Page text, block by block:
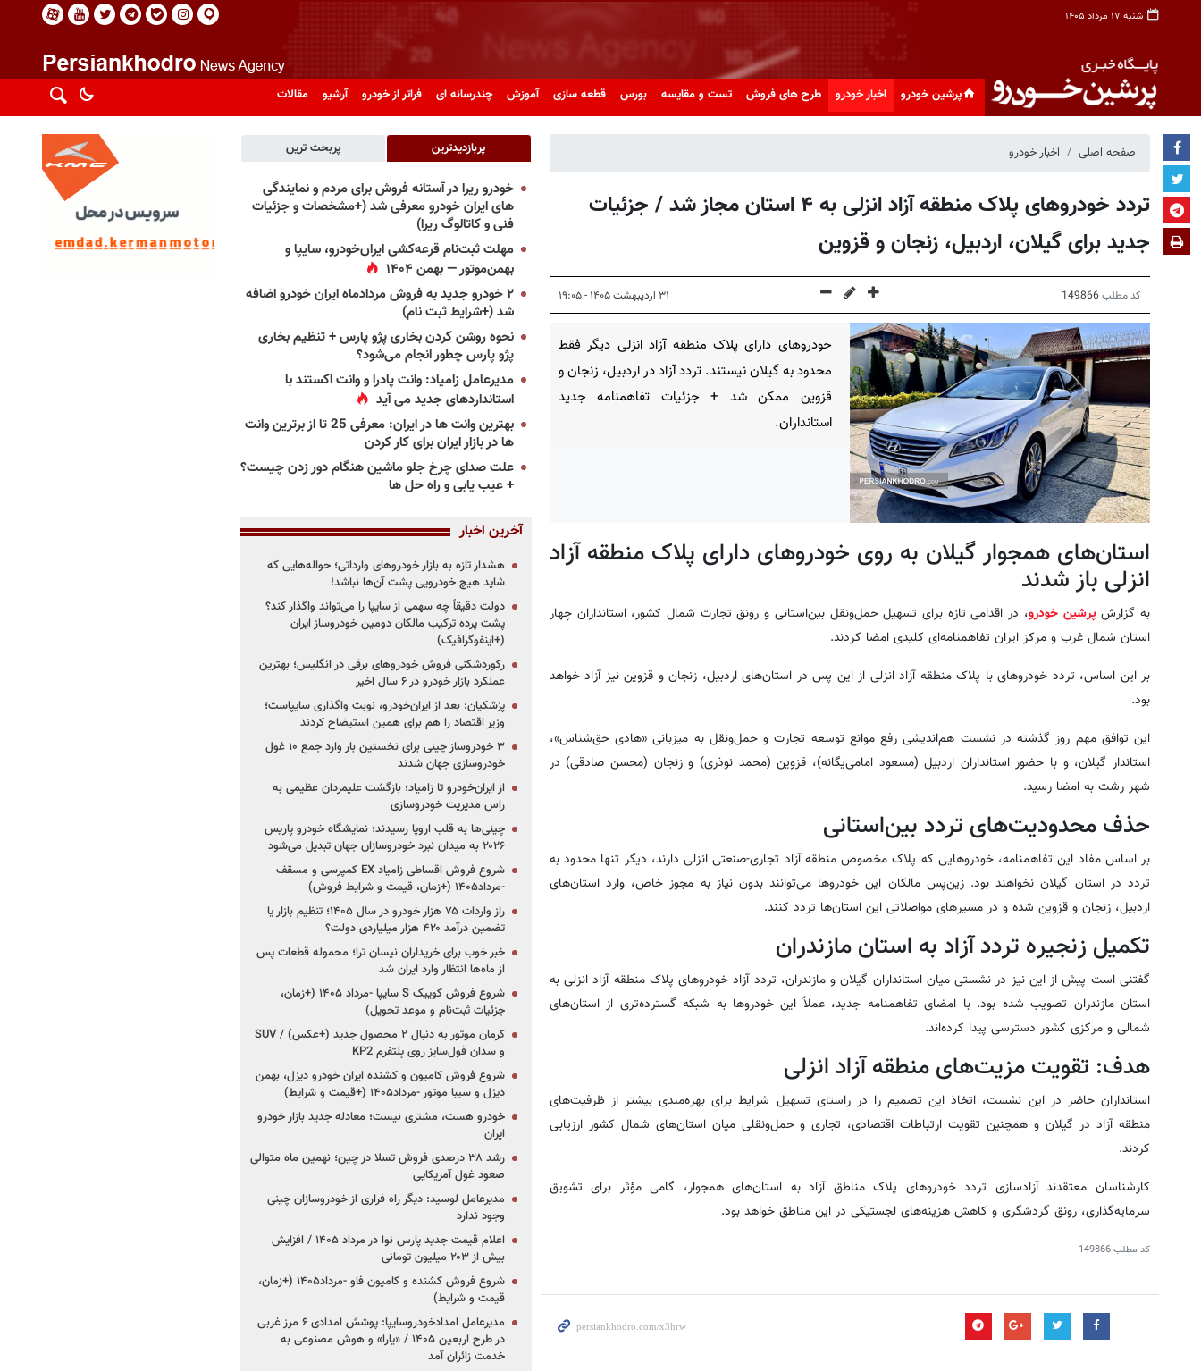
شنبه ۱۷ مرداد ۱۴۰۵
پرشین خودرو اخبار خودرو طرح های فروش تست و مقایسه بورس قطعه سازی آموزش چندرسانه ای فراتر از خودرو آرشیو مقالات
صفحه اصلی اخبار خودرو
تردد خودروهای پلاک منطقه آزاد انزلی به ۴ استان مجاز شد / جزئیات
جدید برای گیلان، اردبیل، زنجان و قزوین
کد مطلب 149866 ۳۱ اردیبهشت ۱۴۰۵ - ۱۹:۰۵
خودروهای دارای پلاک منطقه آزاد انزلی دیگر فقط
محدود به گیلان نیستند. تردد آزاد در اردبیل، زنجان و
قزوین ممکن شد + جزئیات تفاهمنامه جدید
استانداران.
استان‌های همجوار گیلان به روی خودروهای دارای پلاک منطقه آزاد
انزلی باز شدند
به گزارشپرشین خودرو، در اقدامی تازه برای تسهیل حمل‌ونقل بین‌استانی و رونق تجارت شمال کشور، استانداران چهار
استان شمال غرب و مرکز ایران تفاهمنامه‌ای کلیدی امضا کردند.
بر این اساس، تردد خودروهای با پلاک منطقه آزاد انزلی از این پس در استان‌های اردبیل، زنجان و قزوین نیز آزاد خواهد
بود.
این توافق مهم روز گذشته در نشست هم‌اندیشی رفع موانع توسعه تجارت و حمل‌ونقل به میزبانی «هادی حق‌شناس»،
استاندار گیلان، و با حضور استانداران اردبیل (مسعود امامی‌یگانه)، قزوین (محمد نوذری) و زنجان (محسن صادقی) در
شهر رشت به امضا رسید.
حذف محدودیت‌های تردد بین‌استانی
بر اساس مفاد این تفاهمنامه، خودروهایی که پلاک مخصوص منطقه آزاد تجاری-صنعتی انزلی دارند، دیگر تنها محدود به
تردد در استان گیلان نخواهند بود. زین‌پس مالکان این خودروها می‌توانند بدون نیاز به مجوز خاص، وارد استان‌های
اردبیل، زنجان و قزوین شده و در مسیرهای مواصلاتی این استان‌ها تردد کنند.
تکمیل زنجیره تردد آزاد به استان مازندران
گفتنی است پیش از این نیز در نشستی میان استانداران گیلان و مازندران، تردد آزاد خودروهای پلاک منطقه آزاد انزلی به
استان مازندران تصویب شده بود. با امضای تفاهمنامه جدید، عملاً این خودروها به شبکه گسترده‌تری از استان‌های
شمالی و مرکزی کشور دسترسی پیدا کرده‌اند.
هدف: تقویت مزیت‌های منطقه آزاد انزلی
استانداران حاضر در این نشست، اتخاذ این تصمیم را در راستای تسهیل شرایط برای بهره‌مندی بیشتر از ظرفیت‌های
منطقه آزاد در گیلان و همچنین تقویت ارتباطات اقتصادی، تجاری و حمل‌ونقلی میان استان‌های شمال کشور ارزیابی
کردند.
کارشناسان معتقدند آزادسازی تردد خودروهای پلاک مناطق آزاد به استان‌های همجوار، گامی مؤثر برای تشویق
سرمایه‌گذاری، رونق گردشگری و کاهش هزینه‌های لجستیکی در این مناطق خواهد بود.
کد مطلب149866
پربازدیدترین پربحث ترین
خودرو ریرا در آستانه فروش برای مردم و نمایندگی
های ایران خودرو معرفی شد (+مشخصات و جزئیات
فنی و کاتالوگ ریرا)
مهلت ثبت‌نام قرعه‌کشی ایران‌خودرو، سایپا و
بهمن‌موتور — بهمن ۱۴۰۴
۲ خودرو جدید به فروش مردادماه ایران خودرو اضافه
شد (+شرایط ثبت نام)
نحوه روشن کردن بخاری پژو پارس + تنظیم بخاری
پژو پارس چطور انجام می‌شود؟
مدیرعامل زامیاد: وانت پادرا و وانت اکستند با
استانداردهای جدید می آید
بهترین وانت ها در ایران: معرفی 25 تا از برترین وانت
ها در بازار ایران برای کار کردن
علت صدای چرخ جلو ماشین هنگام دور زدن چیست؟
+ عیب یابی و راه حل ها
آخرین اخبار
هشدار تازه به بازار خودروهای وارداتی؛ حواله‌هایی که
شاید هیچ خودرویی پشت آن‌ها نباشد!
دولت دقیقاً چه سهمی از سایپا را می‌تواند واگذار کند؟
پشت پرده ترکیب مالکان دومین خودروساز ایران
(+اینفوگرافیک)
رکوردشکنی فروش خودروهای برقی در انگلیس؛ بهترین
عملکرد بازار خودرو در ۶ سال اخیر
پزشکیان: بعد از ایران‌خودرو، نوبت واگذاری سایپاست؛
وزیر اقتصاد را هم برای همین استیضاح کردند
۳ خودروساز چینی برای نخستین بار وارد جمع ۱۰ غول
خودروسازی جهان شدند
از ایران‌خودرو تا زامیاد؛ بازگشت علیمردان عظیمی به
راس مدیریت خودروسازی
چینی‌ها به قلب اروپا رسیدند؛ نمایشگاه خودرو پاریس
۲۰۲۶ به میدان نبرد خودروسازان جهان تبدیل می‌شود
شروع فروش اقساطی زامیاد EX کمپرسی و مسقف
-مرداد۱۴۰۵ (+زمان، قیمت و شرایط فروش)
راز واردات ۷۵ هزار خودرو در سال ۱۴۰۵؛ تنظیم بازار یا
تضمین درآمد ۴۲۰ هزار میلیاردی دولت؟
خبر خوب برای خریداران نیسان ترا؛ محموله قطعات پس
از ماه‌ها انتظار وارد ایران شد
شروع فروش کوییک S سایپا -مرداد ۱۴۰۵ (+زمان،
جزئیات ثبت‌نام و موعد تحویل)
کرمان موتور به دنبال ۲ محصول جدید (+عکس) / SUV
و سدان فول‌سایز روی پلتفرم KP2
شروع فروش کامیون و کشنده ایران خودرو دیزل، بهمن
دیزل و سیبا موتور -مرداد۱۴۰۵ (+قیمت و شرایط)
خودرو هست، مشتری نیست؛ معادله جدید بازار خودرو
ایران
رشد ۳۸ درصدی فروش تسلا در چین؛ نهمین ماه متوالی
صعود غول آمریکایی
مدیرعامل لوسید: دیگر راه فراری از خودروسازان چینی
وجود ندارد
اعلام قیمت جدید پارس نوا در مرداد ۱۴۰۵ / افزایش
بیش از ۲۰۳ میلیون تومانی
شروع فروش کشنده و کامیون فاو -مرداد۱۴۰۵ (+زمان،
قیمت و شرایط)
مدیرعامل امدادخودروسایپا: پوشش امدادی ۶ مرز غربی
در طرح اربعین ۱۴۰۵ / «یارا» و هوش مصنوعی به
خدمت زائران آمد